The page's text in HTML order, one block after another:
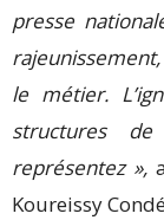
presse
le métier.
structures
représentez »,
Koureissy